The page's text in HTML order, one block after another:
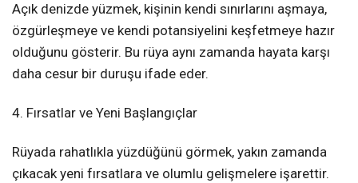
Açık denizde yüzmek, kişinin kendi sınırlarını aşmaya,
özgürleşmeye ve kendi potansiyelini keşfetmeye hazır
olduğunu gösterir. Bu rüya aynı zamanda hayata karşı
daha cesur bir duruşu ifade eder.
4. Fırsatlar ve Yeni Başlangıçlar
Rüyada rahatlıkla yüzdüğünü görmek, yakın zamanda
çıkacak yeni fırsatlara ve olumlu gelişmelere işarettir.